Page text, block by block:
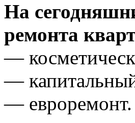
На
ремонта
—
—
— евроремонт.